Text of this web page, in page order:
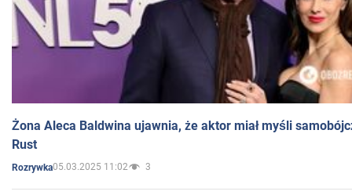
Żona Aleca Baldwina ujawnia, że aktor miał myśli
Rust
Rozrywka05.03.2025 11:02 3